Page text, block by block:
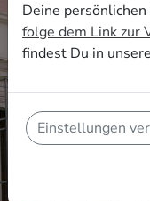
Deine
folge dem Link zur
findest Du in
Einstellungen
3
Erlebnis hoch